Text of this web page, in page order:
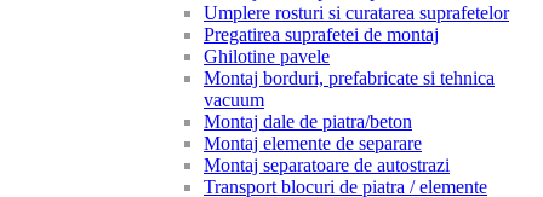
Umplere rosturi si curatarea suprafetelor
Pregatirea suprafetei de montaj
Ghilotine pavele
Montaj borduri, prefabricate si tehnica
vacuum
Montaj dale de piatra/beton
Montaj elemente de separare
Montaj separatoare de autostrazi
Transport blocuri de piatra / elemente